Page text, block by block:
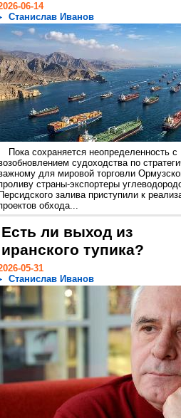
06-14
Станислав Иванов
Пока сохраняется неопределенность с
судоходства по
для мировой торговли
страны-экспортеры
Персидского залива приступили к
обхода...
Есть ли выход из
иранского тупика?
05-31
Станислав Иванов